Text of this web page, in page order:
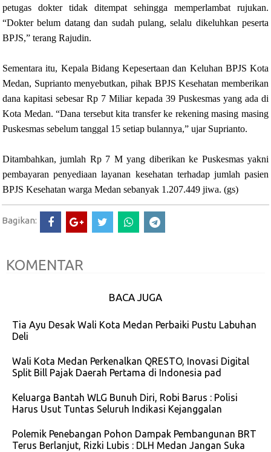
petugas dokter tidak ditempat sehingga memperlambat rujukan.
“Dokter belum datang dan sudah pulang, selalu dikeluhkan peserta
BPJS,” terang Rajudin.
Sementara itu, Kepala Bidang Kepesertaan dan Keluhan BPJS Kota
Medan, Suprianto menyebutkan, pihak BPJS Kesehatan memberikan
dana kapitasi sebesar Rp 7 Miliar kepada 39 Puskesmas yang ada di
Kota Medan. “Dana tersebut kita transfer ke rekening masing masing
Puskesmas sebelum tanggal 15 setiap bulannya,” ujar Suprianto.
Ditambahkan, jumlah Rp 7 M yang diberikan ke Puskesmas yakni
pembayaran penyediaan layanan kesehatan terhadap jumlah pasien
BPJS Kesehatan warga Medan sebanyak 1.207.449 jiwa. (gs)
Bagikan:
KOMENTAR
BACA JUGA
Tia Ayu Desak Wali Kota Medan Perbaiki Pustu Labuhan
Deli
Wali Kota Medan Perkenalkan QRESTO, Inovasi Digital
Split Bill Pajak Daerah Pertama di Indonesia pad
Keluarga Bantah WLG Bunuh Diri, Robi Barus : Polisi
Harus Usut Tuntas Seluruh Indikasi Kejanggalan
Polemik Penebangan Pohon Dampak Pembangunan BRT
Terus Berlanjut, Rizki Lubis : DLH Medan Jangan Suka